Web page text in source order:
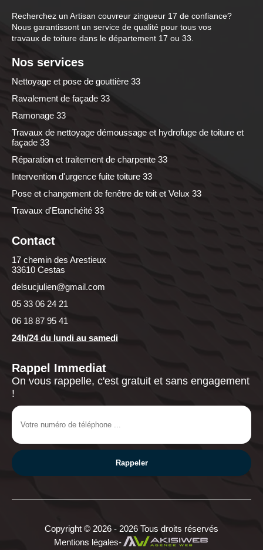
Recherchez un Artisan couvreur zingueur 17 de confiance?
Nous garantissont un service de qualité pour tous vos
travaux de toiture dans le département 17 ou 33.
Nos services
Nettoyage et pose de gouttière 33
Ravalement de façade 33
Ramonage 33
Travaux de nettoyage démoussage et hydrofuge de toiture et
façade 33
Réparation et traitement de charpente 33
Intervention d'urgence fuite toiture 33
Pose et changement de fenêtre de toit et Velux 33
Travaux d'Etanchéité 33
Contact
17 chemin des Arestieux
33610 Cestas
delsucjulien@gmail.com
05 33 06 24 21
06 18 87 95 41
24h/24 du lundi au samedi
Rappel Immediat
On vous rappelle, c'est gratuit et sans engagement
!
Copyright © 2026 - 2026 Tous droits réservés
Mentions légales-